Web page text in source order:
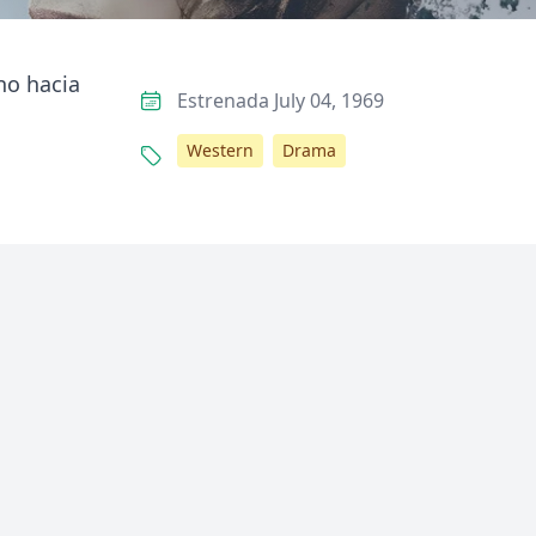
hacia
Estrenada July 04, 1969
Western Drama